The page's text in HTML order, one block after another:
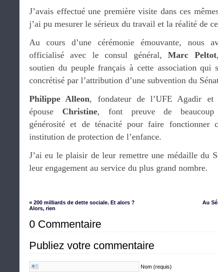
J’avais effectué une première visite dans ces
j’ai pu mesurer le sérieux du travail et la réalité de
Au cours d’une cérémonie émouvante, nous
officialisé avec le consul général,Marc Peltot
soutien du peuple français à cette association qui
concrétisé par l’attribution d’une subvention du
Philippe Alleon, fondateur de l’UFE Agadir et
épouse Christine, font preuve de
générosité et de ténacité pour faire fonctionner
institution de protection de l’enfance.
J’ai eu le plaisir de leur remettre une médaille du
leur engagement au service du plus grand nombre.
« 200 milliards de dette sociale. Et alors ?
Alors, rien
Au
0 Commentaire
Publiez votre commentaire
Nom (requis)